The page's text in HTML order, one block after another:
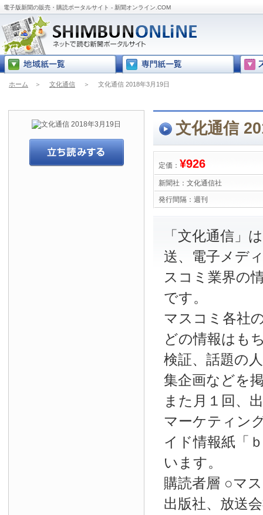
電子版新聞の販売・購読ポータルサイト - 新聞オンライン.COM
ホーム ＞ 文化通信 ＞ 文化通信 2018年3月19日
文化通信
定価： ¥926
新聞社： 文化通信社
発行間隔： 週刊
「文化通信」
送、電子メデ
スコミ業界の
です。
マスコミ各社
どの情報はも
検証、話題の
集企画などを
また月１回、
マーケティン
イド情報紙「
います。
購読者層 ○マ
出版社、放送